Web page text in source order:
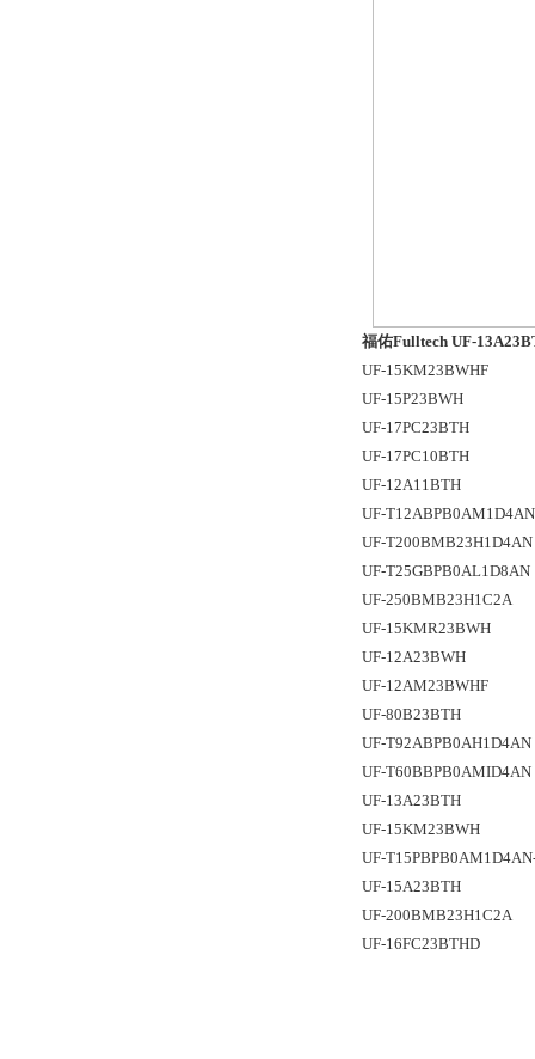
福佑Fulltech UF-
UF-15KM23BWHF
UF-15P23BWH
UF-17PC23BTH
UF-17PC10BTH
UF-12A11BTH
UF-T12ABPB0AM1D4AN
UF-T200BMB23H1D4AN
UF-T25GBPB0AL1D8AN
UF-250BMB23H1C2A
UF-15KMR23BWH
UF-12A23BWH
UF-12AM23BWHF
UF-80B23BTH
UF-T92ABPB0AH1D4AN
UF-T60BBPB0AMID4AN
UF-13A23BTH
UF-15KM23BWH
UF-
UF-15A23BTH
UF-200BMB23H1C2A
UF-16FC23BTHD